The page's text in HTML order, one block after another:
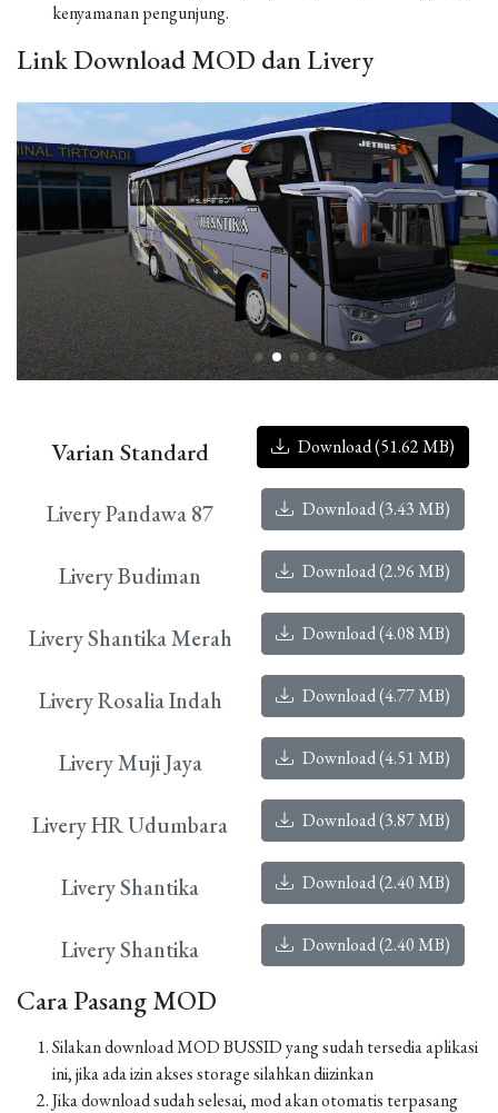
kenyamanan pengunjung.
Link Download MOD dan Livery
Varian Standard Download (51.62 MB)
Livery Pandawa 87 Download (3.43 MB)
Livery Budiman Download (2.96 MB)
Livery Shantika Merah Download (4.08 MB)
Livery Rosalia Indah Download (4.77 MB)
Livery Muji Jaya Download (4.51 MB)
Livery HR Udumbara Download (3.87 MB)
Livery Shantika Download (2.40 MB)
Livery Shantika Download (2.40 MB)
Cara Pasang MOD
Silakan download MOD BUSSID yang sudah tersedia aplikasi
ini, jika ada izin akses storage silahkan diizinkan
Jika download sudah selesai, mod akan otomatis terpasang